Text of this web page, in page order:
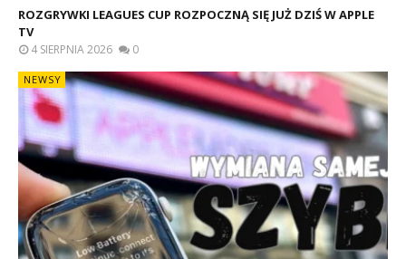
ROZGRYWKI LEAGUES CUP ROZPOCZNĄ SIĘ JUŻ DZIŚ W APPLE
TV
4 SIERPNIA 2026 0
NEWSY